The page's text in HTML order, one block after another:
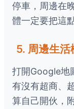
停車，周邊在
體一定要把這
5. 周邊生活
打開Google地
有沒有超商、
算自己開伙，